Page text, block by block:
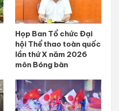
Họp Ban Tổ chức Đại
hội Thể thao toàn quốc
lần thứ X năm 2026
môn Bóng bàn